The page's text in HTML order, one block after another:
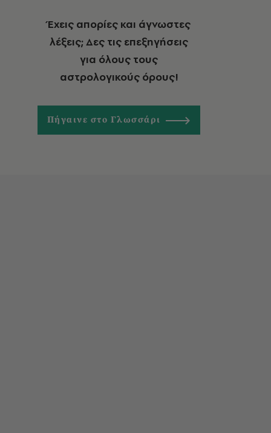
Έχεις απορίες και άγνωστες
λέξεις; Δες τις επεξηγήσεις
για όλους τους
αστρολογικούς όρους!
Πήγαινε στο Γλωσσάρι